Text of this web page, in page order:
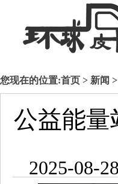
您现在的位置:首页 > 新闻
公益能量